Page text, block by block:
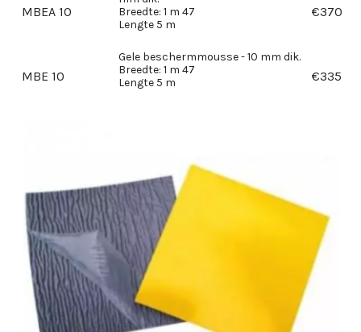
MBEA 10
Breedte: 1 m 47
Lengte 5 m
€370
MBE 10
Gele beschermmousse - 10 mm dik.
Breedte: 1 m 47
Lengte 5 m
€335